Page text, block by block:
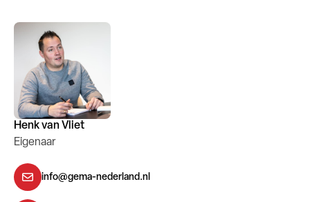
Henk van Vliet
Eigenaar
info@gema-nederland.nl